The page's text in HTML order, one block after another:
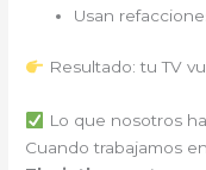
Usan
Resultado: tu TV
Lo que nosotros
Cuando trabajamos en